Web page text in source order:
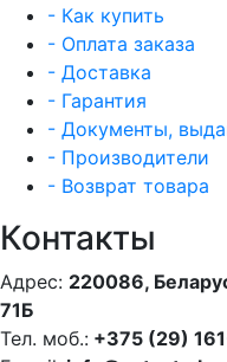
- Как купить
- Оплата заказа
- Доставка
- Гарантия
- Документы,
- Производители
- Возврат товара
Контакты
Адрес: 220086,
71Б
Тел. моб.: +375 (29)